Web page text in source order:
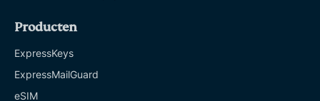
Producten
ExpressKeys
ExpressMailGuard
eSIM